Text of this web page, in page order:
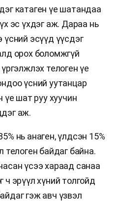
катаген үе шатандаа
эс үхдэг аж. Дараа нь
үсний эсүүд үүсдэг
орох боломжгүй
телоген үе
үсний уутанцар
үе шат руу хуучин
аж.
нь анаген, үлдсэн 15%
телоген байдаг байна.
үсээ хараад санаа
эрүүл хүний толгойд
гэж авч үзвэл